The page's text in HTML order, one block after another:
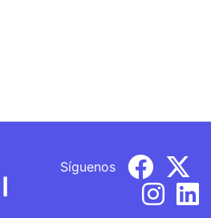
Síguenos